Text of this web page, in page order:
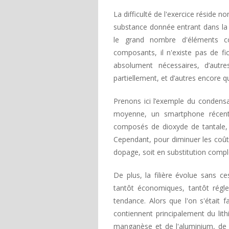
La difficulté de l'exercice réside
substance donnée entrant dans
le grand nombre d'éléments
composants, il n'existe pas de
absolument nécessaires,
partiellement, et d’autres encore
Prenons ici l’exemple du
moyenne, un smartphone
composés de dioxyde de
Cependant, pour diminuer les
dopage, soit en substitution
De plus, la filière évolue sans
tantôt économiques, tantôt
tendance. Alors que l'on s'était
contiennent principalement du
manganèse et de l'aluminium,